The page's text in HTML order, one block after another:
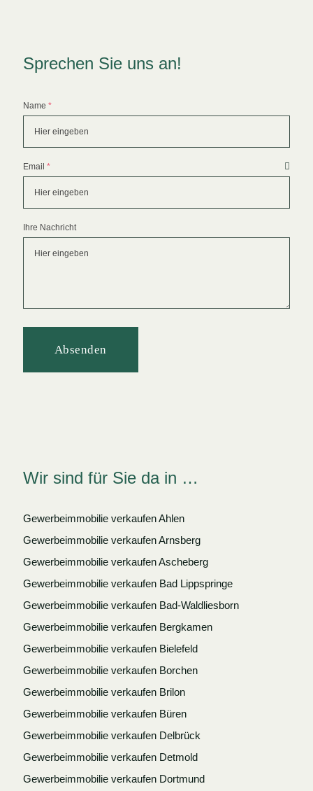
Sprechen Sie uns an!
Formular überspringen
Name *
Email *
Ihre Nachricht
Absenden
Wir sind für Sie da in …
Gewerbeimmobilie verkaufen Ahlen
Gewerbeimmobilie verkaufen Arnsberg
Gewerbeimmobilie verkaufen Ascheberg
Gewerbeimmobilie verkaufen Bad Lippspringe
Gewerbeimmobilie verkaufen Bad-Waldliesborn
Gewerbeimmobilie verkaufen Bergkamen
Gewerbeimmobilie verkaufen Bielefeld
Gewerbeimmobilie verkaufen Borchen
Gewerbeimmobilie verkaufen Brilon
Gewerbeimmobilie verkaufen Büren
Gewerbeimmobilie verkaufen Delbrück
Gewerbeimmobilie verkaufen Detmold
Gewerbeimmobilie verkaufen Dortmund